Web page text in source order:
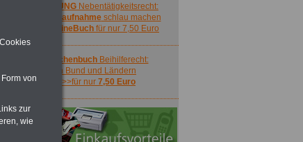
ACHTUNG Nebentätigkeitsrecht:
vor Jobaufnahmeschlau machen
OnlineBuch für nur 7,50 Euro
TaschenbuchBeihilferecht:
in Bund und Ländern
>>>für nur 7,50 Euro
von
zur
wie